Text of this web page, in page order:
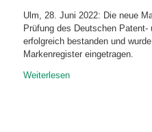
Ulm, 28. Juni 2022: Die neue
Prüfung des Deutschen
erfolgreich bestanden und
Markenregister eingetragen.
Weiterlesen